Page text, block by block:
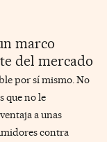
marco
del mercado
por sí mismo. No
que no le
a unas
contra